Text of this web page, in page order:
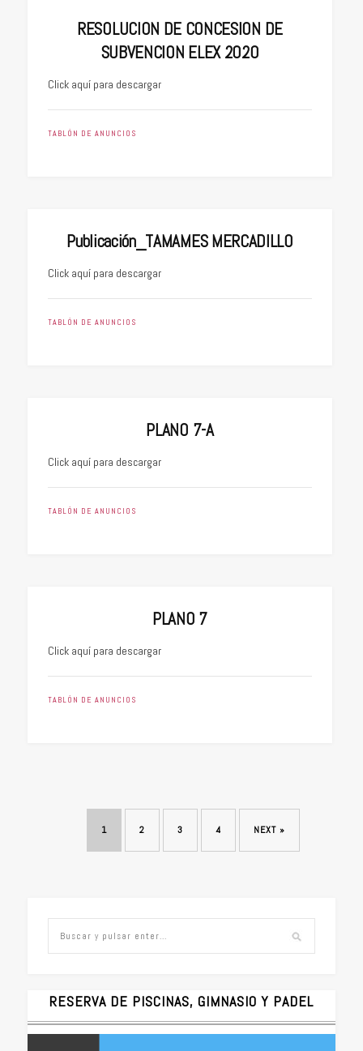
RESOLUCION DE CONCESION DE
SUBVENCION ELEX 2020
Click aquí para descargar
TABLÓN DE ANUNCIOS
Publicación_TAMAMES MERCADILLO
Click aquí para descargar
TABLÓN DE ANUNCIOS
PLANO 7-A
Click aquí para descargar
TABLÓN DE ANUNCIOS
PLANO 7
Click aquí para descargar
TABLÓN DE ANUNCIOS
1 2 3 4 NEXT »
RESERVA DE PISCINAS, GIMNASIO Y PADEL